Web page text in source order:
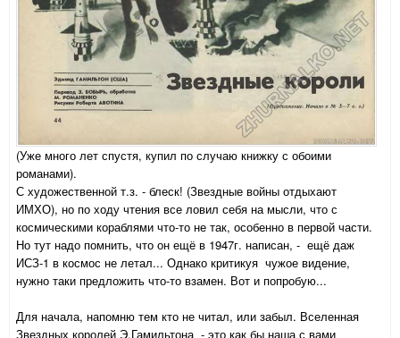
(Уже много лет спустя, купил по случаю книжку с обоими
романами).
С художественной т.з. - блеск! (Звездные войны отдыхают
ИМХО), но по ходу чтения все ловил себя на мысли, что с
космическими кораблями что-то не так, особенно в первой части.
Но тут надо помнить, что он ещё в 1947г. написан, - ещё даж
ИСЗ-1 в космос не летал... Однако критикуя чужое видение,
нужно таки предложить что-то взамен. Вот и попробую...
Для начала, напомню тем кто не читал, или забыл. Вселенная
Звездных королей Э.Гамильтона - это как бы наша с вами